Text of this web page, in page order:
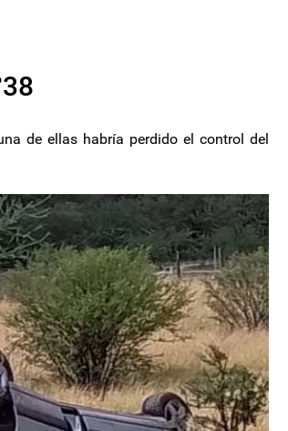
de ellas habría perdido el control del